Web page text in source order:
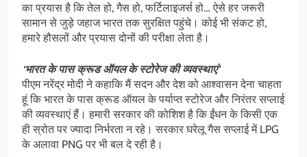
का प्रयास है कि तेल हो, गैस हो, फर्टिलाइजर्स हो… ऐसे हर जरूरी
सामान से जुड़े जहाज भारत तक सुरक्षित पहुंचे। कोई भी संकट हो,
हमारे हौसलों और प्रयास दोनों की परीक्षा लेता है।
‘भारत के पास क्रूड ऑयल के स्टोरेज की व्यवस्थाएं’
पीएम नरेंद्र मोदी ने कहाकि मैं सदन और देश को आश्वासन देना चाहता
हूं कि भारत के पास क्रूड ऑयल के पर्याप्त स्टोरेज और निरंतर सप्लाई
की व्यवस्थाएं हैं। हमारी सरकार की कोशिश है कि ईंधन के किसी एक
ही स्रोत पर ज्यादा निर्भरता न रहे। सरकार घरेलू गैस सप्लाई में LPG
के अलावा PNG पर भी बल दे रही है।